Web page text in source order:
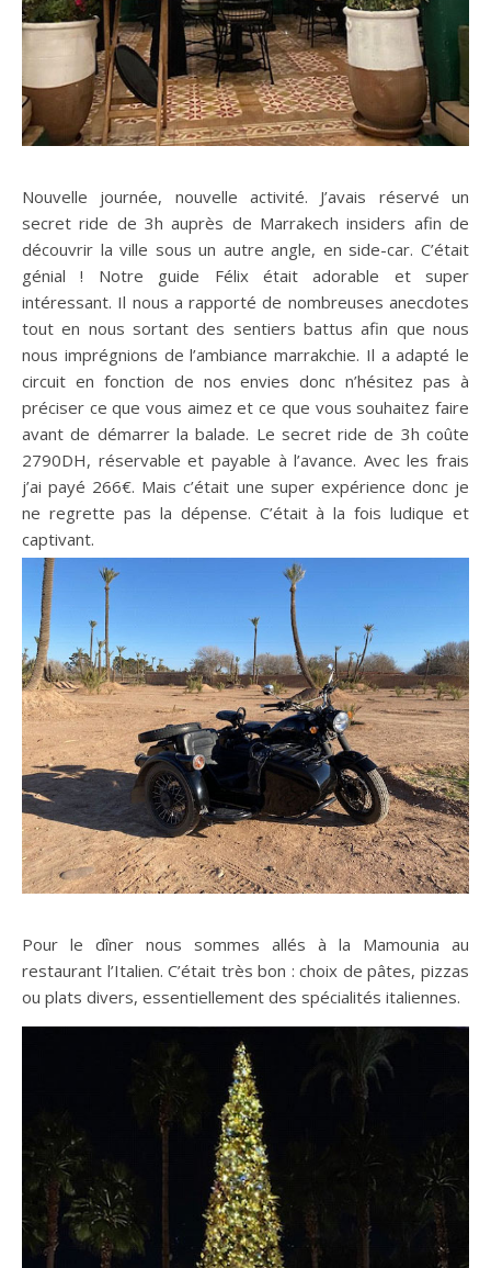
Nouvelle journée, nouvelle activité. J’avais réservé un
secret ride de 3h auprès de Marrakech insiders afin de
découvrir la ville sous un autre angle, en side-car. C’était
génial ! Notre guide Félix était adorable et super
intéressant. Il nous a rapporté de nombreuses anecdotes
tout en nous sortant des sentiers battus afin que nous
nous imprégnions de l’ambiance marrakchie. Il a adapté le
circuit en fonction de nos envies donc n’hésitez pas à
préciser ce que vous aimez et ce que vous souhaitez faire
avant de démarrer la balade. Le secret ride de 3h coûte
2790DH, réservable et payable à l’avance. Avec les frais
j’ai payé 266€. Mais c’était une super expérience donc je
ne regrette pas la dépense. C’était à la fois ludique et
captivant.
Pour le dîner nous sommes allés à la Mamounia au
restaurant l’Italien. C’était très bon : choix de pâtes, pizzas
ou plats divers, essentiellement des spécialités italiennes.